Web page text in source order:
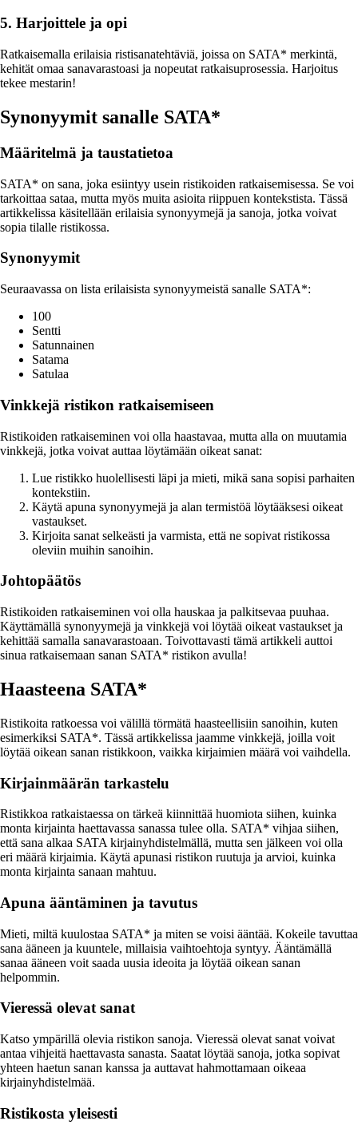
5. Harjoittele ja opi
Ratkaisemalla erilaisia ristisanatehtäviä, joissa on SATA* merkintä,
kehität omaa sanavarastoasi ja nopeutat ratkaisuprosessia. Harjoitus
tekee mestarin!
Synonyymit sanalle SATA*
Määritelmä ja taustatietoa
SATA* on sana, joka esiintyy usein ristikoiden ratkaisemisessa. Se voi
tarkoittaa sataa, mutta myös muita asioita riippuen kontekstista. Tässä
artikkelissa käsitellään erilaisia synonyymejä ja sanoja, jotka voivat
sopia tilalle ristikossa.
Synonyymit
Seuraavassa on lista erilaisista synonyymeistä sanalle SATA*:
100
Sentti
Satunnainen
Satama
Satulaa
Vinkkejä ristikon ratkaisemiseen
Ristikoiden ratkaiseminen voi olla haastavaa, mutta alla on muutamia
vinkkejä, jotka voivat auttaa löytämään oikeat sanat:
Lue ristikko huolellisesti läpi ja mieti, mikä sana sopisi parhaiten
kontekstiin.
Käytä apuna synonyymejä ja alan termistöä löytääksesi oikeat
vastaukset.
Kirjoita sanat selkeästi ja varmista, että ne sopivat ristikossa
oleviin muihin sanoihin.
Johtopäätös
Ristikoiden ratkaiseminen voi olla hauskaa ja palkitsevaa puuhaa.
Käyttämällä synonyymejä ja vinkkejä voi löytää oikeat vastaukset ja
kehittää samalla sanavarastoaan. Toivottavasti tämä artikkeli auttoi
sinua ratkaisemaan sanan SATA* ristikon avulla!
Haasteena SATA*
Ristikoita ratkoessa voi välillä törmätä haasteellisiin sanoihin, kuten
esimerkiksi SATA*. Tässä artikkelissa jaamme vinkkejä, joilla voit
löytää oikean sanan ristikkoon, vaikka kirjaimien määrä voi vaihdella.
Kirjainmäärän tarkastelu
Ristikkoa ratkaistaessa on tärkeä kiinnittää huomiota siihen, kuinka
monta kirjainta haettavassa sanassa tulee olla. SATA* vihjaa siihen,
että sana alkaa SATA kirjainyhdistelmällä, mutta sen jälkeen voi olla
eri määrä kirjaimia. Käytä apunasi ristikon ruutuja ja arvioi, kuinka
monta kirjainta sanaan mahtuu.
Apuna ääntäminen ja tavutus
Mieti, miltä kuulostaa SATA* ja miten se voisi ääntää. Kokeile tavuttaa
sana ääneen ja kuuntele, millaisia vaihtoehtoja syntyy. Ääntämällä
sanaa ääneen voit saada uusia ideoita ja löytää oikean sanan
helpommin.
Vieressä olevat sanat
Katso ympärillä olevia ristikon sanoja. Vieressä olevat sanat voivat
antaa vihjeitä haettavasta sanasta. Saatat löytää sanoja, jotka sopivat
yhteen haetun sanan kanssa ja auttavat hahmottamaan oikeaa
kirjainyhdistelmää.
Ristikosta yleisesti